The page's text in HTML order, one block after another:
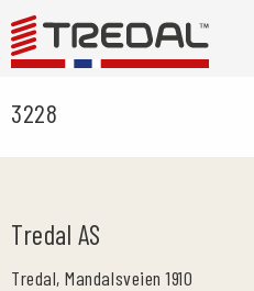
3228
Tredal AS
Tredal, Mandalsveien 1910